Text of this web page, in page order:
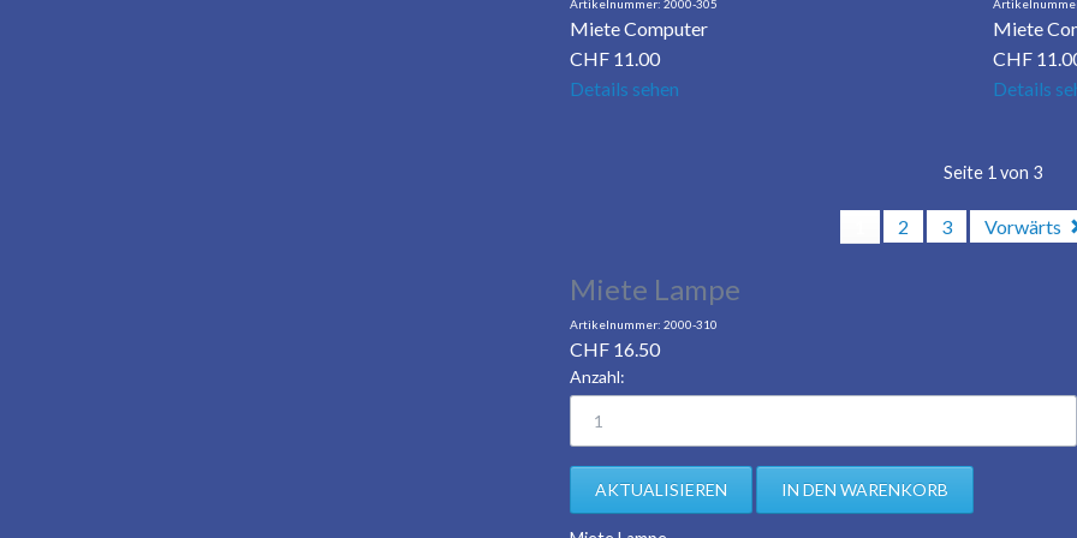
2000-305
Miete Computer
CHF 11.00
Details sehen
Miete
CHF
Details
Seite 1 von 3
2 3 Vorwärts
Miete Lampe
2000-310
CHF 16.50
Anzahl: